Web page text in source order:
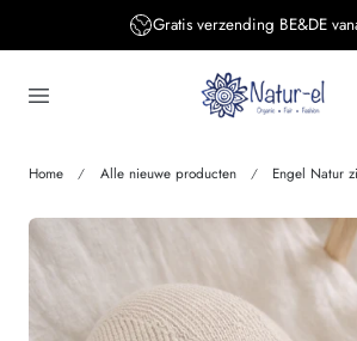
Gratis verzending BE&DE
Home Alle nieuwe producten